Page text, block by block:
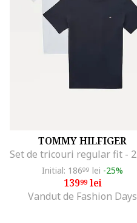
TOMMY HILFIGER
Initial: 18699 lei -25%
13999lei
Vandut de Fashion Days